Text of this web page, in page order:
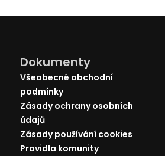
Dokumenty
Všeobecné obchodní
podmínky
Zásady ochrany osobních
údajů
Zásady používání cookies
Pravidla komunity